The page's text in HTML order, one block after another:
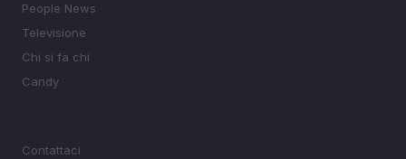
People News
Televisione
Chi si fa chi
Candy
Contattaci